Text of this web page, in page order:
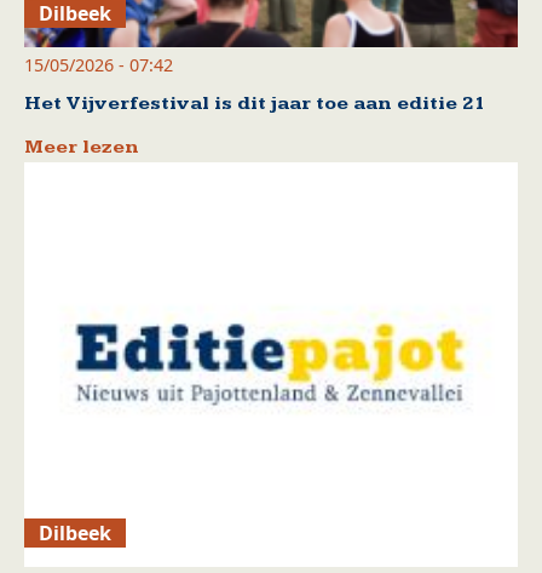
Dilbeek
15/05/2026 - 07:42
Het Vijverfestival is dit jaar toe aan editie 21
Meer lezen
Dilbeek